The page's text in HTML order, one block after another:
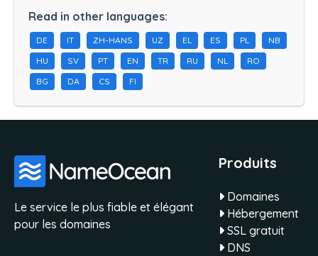
Read in other languages:
DE IT ZH-HANS UZ EL ES PL
NB
HU
SV PT EN TR RU NL
RO
BG
DA CS FI
Le service le plus fiable et élégant
pour les domaines
Produits
Domaines
Hébergement
SSL gratuit
DNS